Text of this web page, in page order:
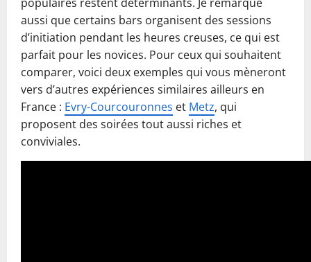
aussi que certains bars organisent des sessions
d’initiation pendant les heures creuses, ce qui est
parfait pour les novices. Pour ceux qui souhaitent
comparer, voici deux exemples qui vous mèneront
vers d’autres expériences similaires ailleurs en
France : Evry-Courcouronnes et Metz, qui
proposent des soirées tout aussi riches et
conviviales.